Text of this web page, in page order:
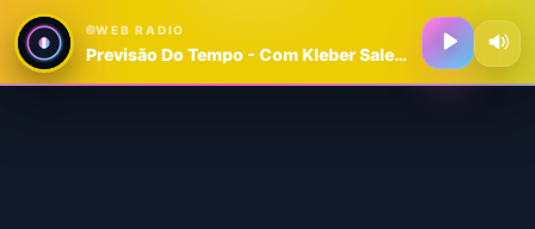
WEB RADIO
Previsão Do Tempo - Com Kleber Sales - PREVISAO - DO - TEMPO - MIX 4